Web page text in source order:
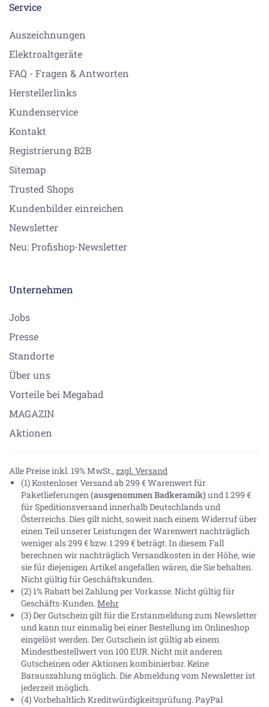
Service
Auszeichnungen
Elektroaltgeräte
FAQ - Fragen & Antworten
Herstellerlinks
Kundenservice
Kontakt
Registrierung B2B
Sitemap
Trusted Shops
Kundenbilder einreichen
Newsletter
Neu: Profishop-Newsletter
Unternehmen
Jobs
Presse
Standorte
Über uns
Vorteile bei Megabad
MAGAZIN
Aktionen
Alle Preise inkl. 19% MwSt., zzgl. Versand
(1) Kostenloser Versand ab 299 € Warenwert für
Paketlieferungen(ausgenommen Badkeramik) und 1.299 €
für Speditionsversand innerhalb Deutschlands und
Österreichs. Dies gilt nicht, soweit nach einem Widerruf über
einen Teil unserer Leistungen der Warenwert nachträglich
weniger als 299 € bzw. 1.299 € beträgt. In diesem Fall
berechnen wir nachträglich Versandkosten in der Höhe, wie
sie für diejenigen Artikel angefallen wären, die Sie behalten.
Nicht gültig für Geschäftskunden.
(2) 1% Rabatt bei Zahlung per Vorkasse. Nicht gültig für
Geschäfts-Kunden.Mehr
(3) Der Gutschein gilt für die Erstanmeldung zum Newsletter
und kann nur einmalig bei einer Bestellung im Onlineshop
eingelöst werden. Der Gutschein ist gültig ab einem
Mindestbestellwert von 100 EUR. Nicht mit anderen
Gutscheinen oder Aktionen kombinierbar. Keine
Barauszahlung möglich. Die Abmeldung vom Newsletter ist
jederzeit möglich.
(4) Vorbehaltlich Kreditwürdigkeitsprüfung. PayPal